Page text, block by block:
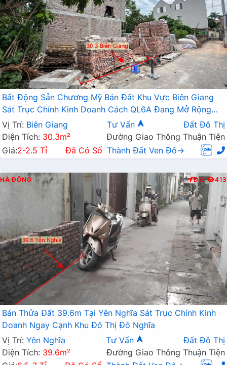
Bất Động Sản Chương Mỹ Bán Đất Khu Vực Biên Giang
Sát Trục Chính Kinh Doanh Cách QL6A Đang Mở Rộng
Chỉ Vài Trăm Mét
Vị Trí: Biên Giang Tư Vấn
Đất Đô Thị
Diện Tích: 30.3m²
Đường Giao Thông Thuận Tiện
Giá:2-2.5 Tỉ Đã Có Sổ Thành Đất Ven Đô→
HÀ ĐÔNG Đ.B 413
Bán Thửa Đất 39.6m Tại Yên Nghĩa Sát Trục Chính Kinh
Doanh Ngay Cạnh Khu Đô Thị Đô Nghĩa
Vị Trí: Yên Nghĩa Tư Vấn
Đất Đô Thị
Diện Tích: 39.6m²
Đường Giao Thông Thuận Tiện